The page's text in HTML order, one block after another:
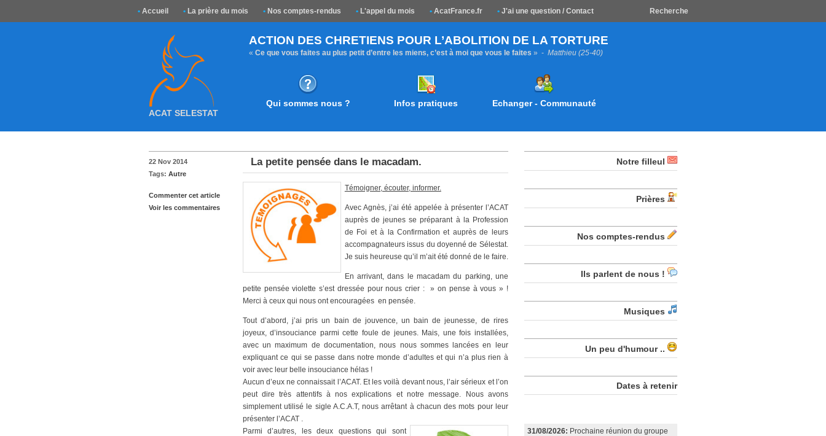
• Accueil • La prière du mois • Nos comptes-rendus • L'appel du mois • AcatFrance.fr • J'ai une question / Contact Recherche
ACAT SELESTAT
ACTION DES CHRETIENS POUR L’ABOLITION DE LA TORTURE
« Ce que vous faites au plus petit d’entre les miens, c’est à moi que vous le faites » - Matthieu (25-40)
Qui sommes nous ? Infos pratiques Echanger - Communauté
22 Nov 2014
Tags: Autre
Commenter cet article
Voir les commentaires
La petite pensée dans le macadam.
Témoigner, écouter, informer.
Avec Agnès, j’ai été appelée à présenter l’ACAT
auprès de jeunes se préparant à la Profession
de Foi et à la Confirmation et auprès de leurs
accompagnateurs issus du doyenné de Sélestat.
Je suis heureuse qu’il m’ait été donné de le faire.
En arrivant, dans le macadam du parking, une
petite pensée violette s’est dressée pour nous crier : » on pense à vous » !
Merci à ceux qui nous ont encouragées en pensée.
Tout d’abord, j’ai pris un bain de jouvence, un bain de jeunesse, de rires
joyeux, d’insouciance parmi cette foule de jeunes. Mais, une fois installées,
avec un maximum de documentation, nous nous sommes lancées en leur
expliquant ce qui se passe dans notre monde d’adultes et qui n’a plus rien à
voir avec leur belle insouciance hélas !
Aucun d’eux ne connaissait l’ACAT. Et les voilà devant nous, l’air sérieux et l’on
peut dire très attentifs à nos explications et notre message. Nous avons
simplement utilisé le sigle A.C.A.T, nous arrêtant à chacun des mots pour leur
présenter l’ACAT .
Parmi d’autres, les deux questions qui sont
Notre filleul
Prières
Nos comptes-rendus
Ils parlent de nous !
Musiques
Un peu d'humour ..
Dates à retenir
31/08/2026: Prochaine réunion du groupe